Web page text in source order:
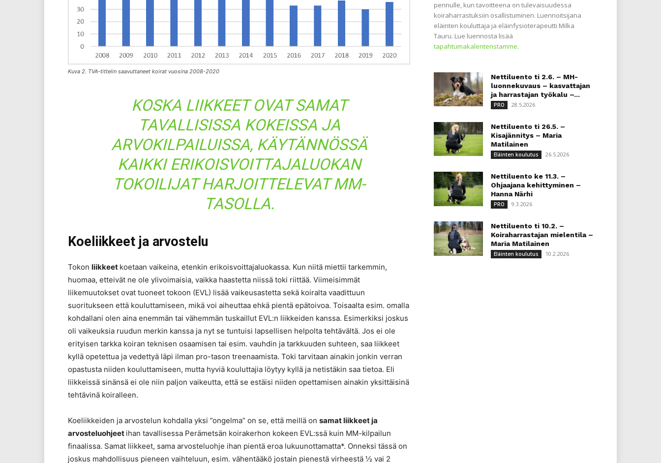
Kuva 2. TVA-tittelin saavuttaneet koirat vuosina 2008-2020
KOSKA LIIKKEET OVAT SAMAT
TAVALLISISSA KOKEISSA JA
ARVOKILPAILUISSA, KÄYTÄNNÖSSÄ
KAIKKI ERIKOISVOITTAJALUOKAN
TOKOILIJAT HARJOITTELEVAT MM-
TASOLLA.
Koeliikkeet ja arvostelu
Tokon liikkeet koetaan vaikeina, etenkin erikoisvoittajaluokassa. Kun niitä miettii tarkemmin,
huomaa, etteivät ne ole ylivoimaisia, vaikka haastetta niissä toki riittää. Viimeisimmät
liikemuutokset ovat tuoneet tokoon (EVL) lisää vaikeusastetta sekä koiralta vaadittuun
suoritukseen että kouluttamiseen, mikä voi aiheuttaa ehkä pientä epätoivoa. Toisaalta esim. omalla
kohdallani olen aina enemmän tai vähemmän tuskaillut EVL:n liikkeiden kanssa. Esimerkiksi joskus
oli vaikeuksia ruudun merkin kanssa ja nyt se tuntuisi lapsellisen helpolta tehtävältä. Jos ei ole
erityisen tarkka koiran teknisen osaamisen tai esim. vauhdin ja tarkkuuden suhteen, saa liikkeet
kyllä opetettua ja vedettyä läpi ilman pro-tason treenaamista. Toki tarvitaan ainakin jonkin verran
opastusta niiden kouluttamiseen, mutta hyviä kouluttajia löytyy kyllä ja netistäkin saa tietoa. Eli
liikkeissä sinänsä ei ole niin paljon vaikeutta, että se estäisi niiden opettamisen ainakin yksittäisinä
tehtävinä koiralleen.
Koeliikkeiden ja arvostelun kohdalla yksi ”ongelma” on se, että meillä on samat liikkeet ja
arvosteluohjeet ihan tavallisessa Perämetsän koirakerhon kokeen EVL:ssä kuin MM-kilpailun
finaalissa. Samat liikkeet, sama arvosteluohje ihan pientä eroa lukuunottamatta*. Onneksi tässä on
joskus mahdollisuus pieneen vaihteluun, esim. vähentääkö jostain pienestä virheestä ½ vai 2
pennulle, kun tavoitteena on tulevaisuudessa
koiraharrastuksiin osallistuminen. Luennoitsijana
eläinten kouluttaja ja eläinfysioterapeutti Milka
Tauru. Lue luennosta lisää
tapahtumakalenteristamme.
Nettiluento ti 2.6. – MH-
luonnekuvaus – kasvattajan
ja harrastajan työkalu –...
PRO 28.5.2026
Nettiluento ti 26.5. –
Kisajännitys – Maria
Matilainen
Eläinten koulutus 26.5.2026
Nettiluento ke 11.3. –
Ohjaajana kehittyminen –
Hanna Närhi
PRO 9.3.2026
Nettiluento ti 10.2. –
Koiraharrastajan mielentila –
Maria Matilainen
Eläinten koulutus 10.2.2026